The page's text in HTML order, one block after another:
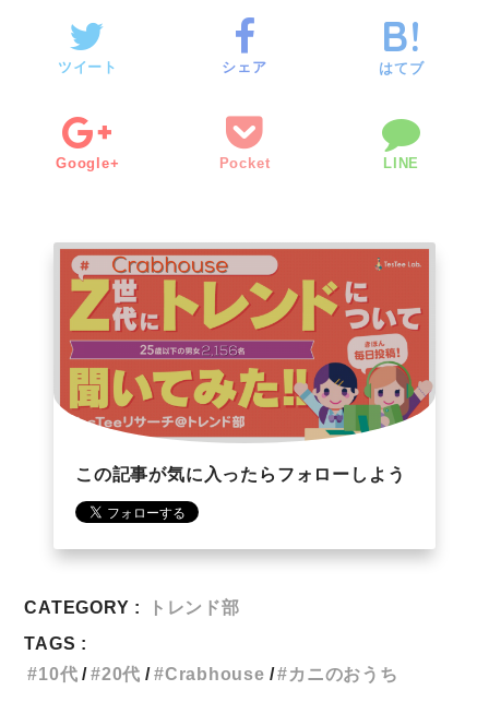
ツイート シェア はてブ
Google+ Pocket LINE
この記事が気に入ったらフォローしよう
CATEGORY :
トレンド部
TAGS :
10代
20代 Crabhouse カニのおうち